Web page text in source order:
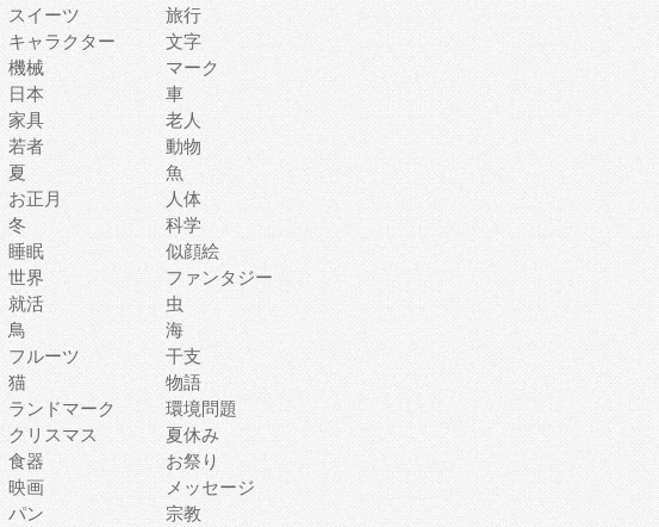
スイーツ
旅行
キャラクター
文字
機械
マーク
日本
車
家具
老人
若者
動物
夏
魚
お正月
人体
冬
科学
睡眠
似顔絵
世界
ファンタジー
就活
虫
鳥
海
フルーツ
干支
猫
物語
ランドマーク
環境問題
クリスマス
夏休み
食器
お祭り
映画
メッセージ
パン 宗教